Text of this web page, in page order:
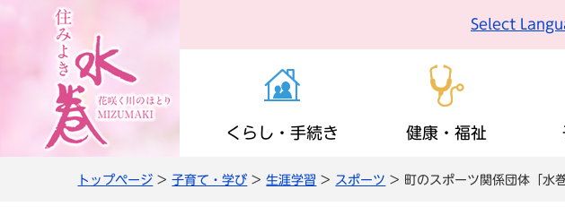
Select
くらし・手続き 健康・福祉
トップページ >子育て・学び >生涯学習 > スポーツ > 町のスポーツ関係団体「水